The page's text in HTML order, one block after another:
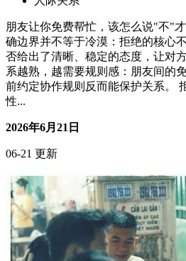
人际关系
朋友让你免费帮忙，该怎么说"不"
确边界并不等于冷漠：拒绝的核心
否给出了清晰、稳定的态度，让对
系越熟，越需要规则感：朋友间的
前约定协作规则反而能保护关系。
2026年6月21日
06-21 更新